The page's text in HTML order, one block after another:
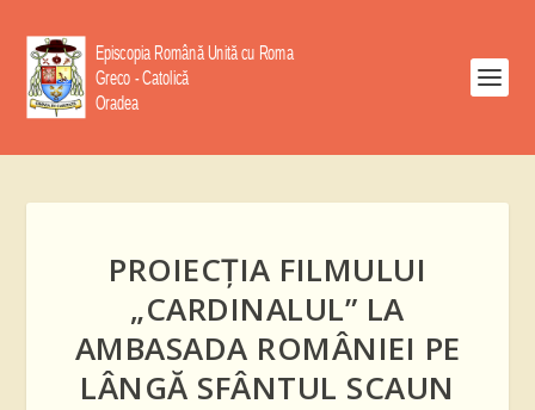
PROIECȚIA FILMULUI
„CARDINALUL” LA
AMBASADA ROMÂNIEI PE
LÂNGĂ SFÂNTUL SCAUN